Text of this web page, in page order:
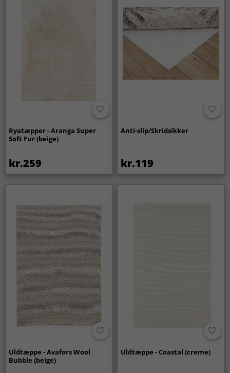
Ryatæpper - Aranga Super
Soft Fur (beige)
kr.259
Anti-slip/Skridsikker
kr.119
Uldtæppe - Avafors Wool
Bubble (beige)
Uldtæppe - Coastal (creme)